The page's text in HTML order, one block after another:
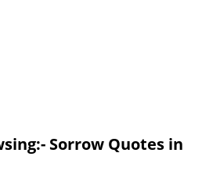
Sorrow Quotes in